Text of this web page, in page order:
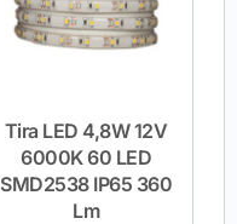
Tira LED 4,8W 12V
6000K 60 LED
SMD2538 IP65 360
Lm